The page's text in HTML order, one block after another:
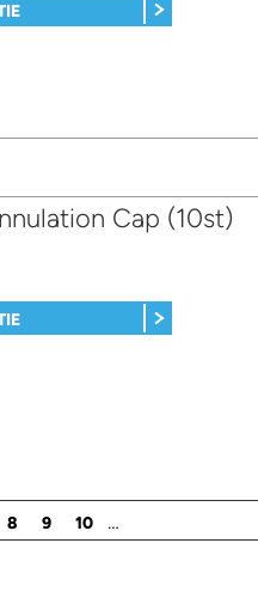
Cap (10st)
8 9 10 …